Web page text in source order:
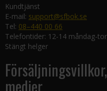
Kundtjänst
E-mail: support@sfbok.se
Tel: 08–440 00 66
Telefontider: 12-14 måndag-
Stängt helger
medier